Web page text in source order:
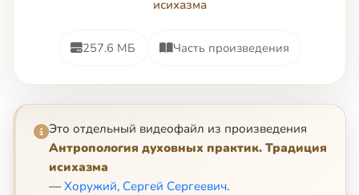
исихазма
257.6 МБ Часть произведения
Это отдельный видеофайл из произведения
Антропология духовных практик. Традиция
исихазма
— Хоружий, Сергей Сергеевич.